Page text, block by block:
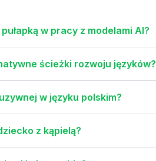
w pracy z modelami AI?
ścieżki rozwoju języków?
w języku polskim?
z kąpielą?